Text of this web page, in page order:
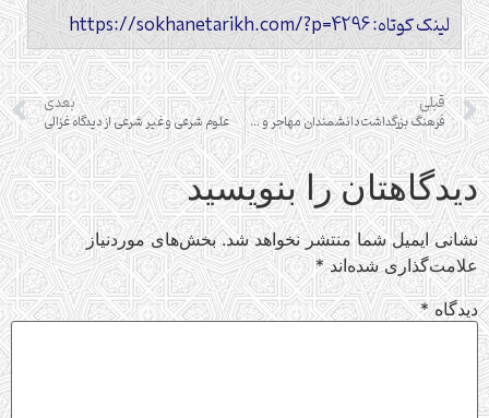
لینک کوتاه: https://sokhanetarikh.com/?p=4296
قبلی
فرهنگ بزرگداشت دانشمندان مهاجر و مسافر در شهرهای اسلامی
بعدی
علوم شرعی و غیر شرعی از دیدگاه غزالی
دیدگاهتان را بنویسید
نشانی ایمیل شما منتشر نخواهد شد. بخش‌های موردنیاز
علامت‌گذاری شده‌اند*
دیدگاه*